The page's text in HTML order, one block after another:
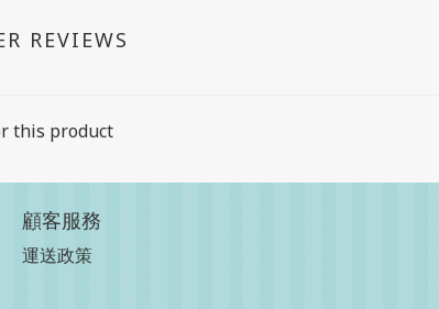
REVIEWS
this product
顧客服務
運送政策